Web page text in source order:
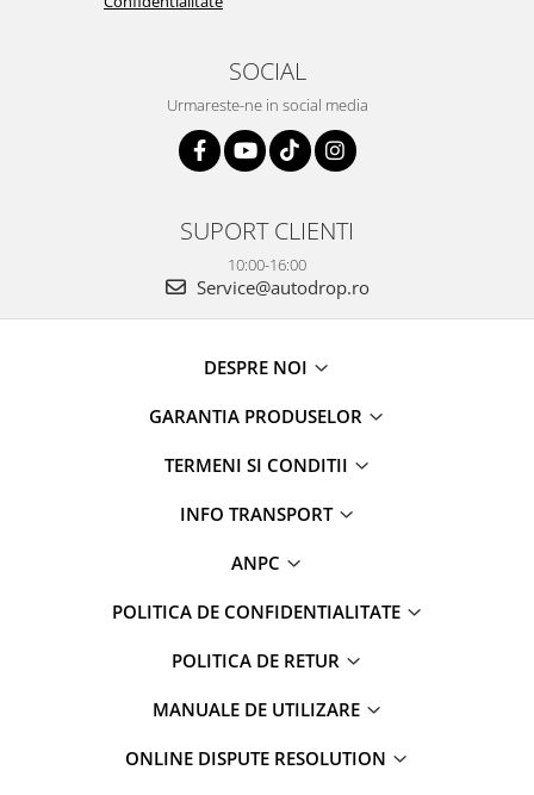
SOCIAL
Urmareste-ne in social media
SUPORT CLIENTI
10:00-16:00
Service@autodrop.ro
DESPRE NOI
GARANTIA PRODUSELOR
TERMENI SI CONDITII
INFO TRANSPORT
ANPC
POLITICA DE CONFIDENTIALITATE
POLITICA DE RETUR
MANUALE DE UTILIZARE
ONLINE DISPUTE RESOLUTION